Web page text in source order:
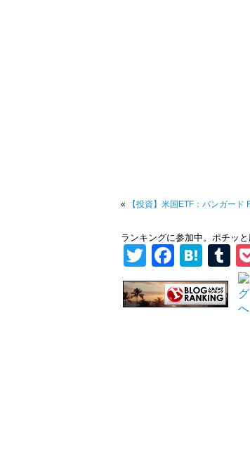
«
【投資】米国ETF：バンガー
ランキングに参加中。ポチッ
Twitter